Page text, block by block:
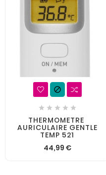

    
THERMOMETRE 
AURICULAIRE GENTLE
TEMP 521
44,99 €